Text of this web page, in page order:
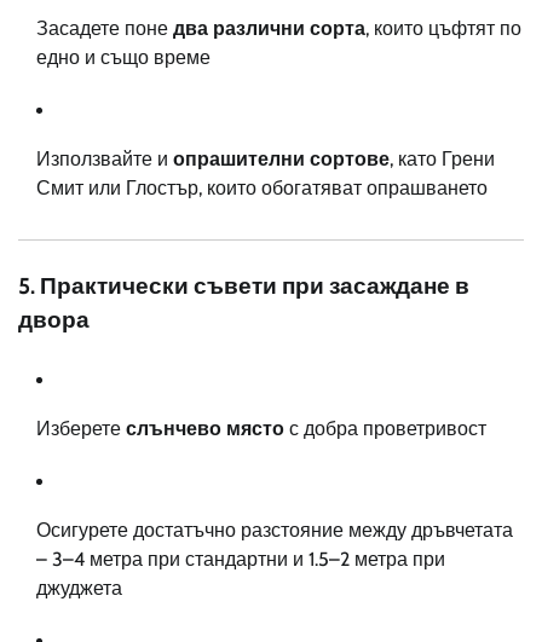
Засадете поне два различни сорта, които цъфтят по
едно и също време
Използвайте и опрашителни сортове, като Грени
Смит или Глостър, които обогатяват опрашването
5. Практически съвети при засаждане в
двора
Изберете слънчево място с добра проветривост
Осигурете достатъчно разстояние между дръвчетата
– 3–4 метра при стандартни и 1.5–2 метра при
джуджета